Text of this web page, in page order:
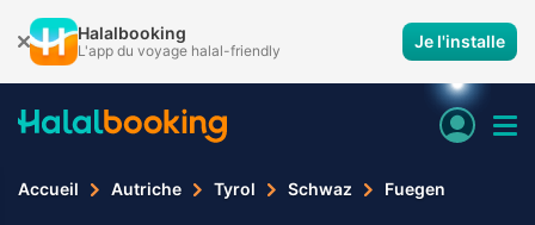
Halalbooking
L'app du voyage halal-friendly Je l'installe
Accueil Autriche Tyrol Schwaz Fuegen